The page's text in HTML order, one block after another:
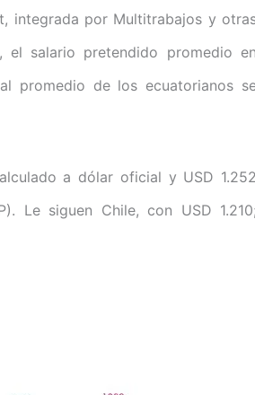
integrada por Multitrabajos y
el salario pretendido promedio en
promedio de los ecuatorianos
a dólar oficial y USD 1.252
Le siguen Chile, con USD